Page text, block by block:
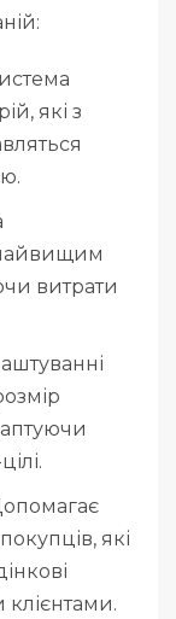
які з
витрати
які